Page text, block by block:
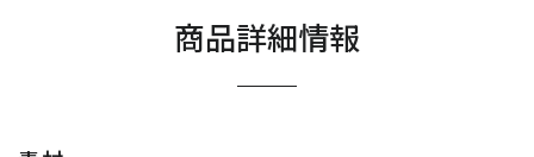
商品詳細情報